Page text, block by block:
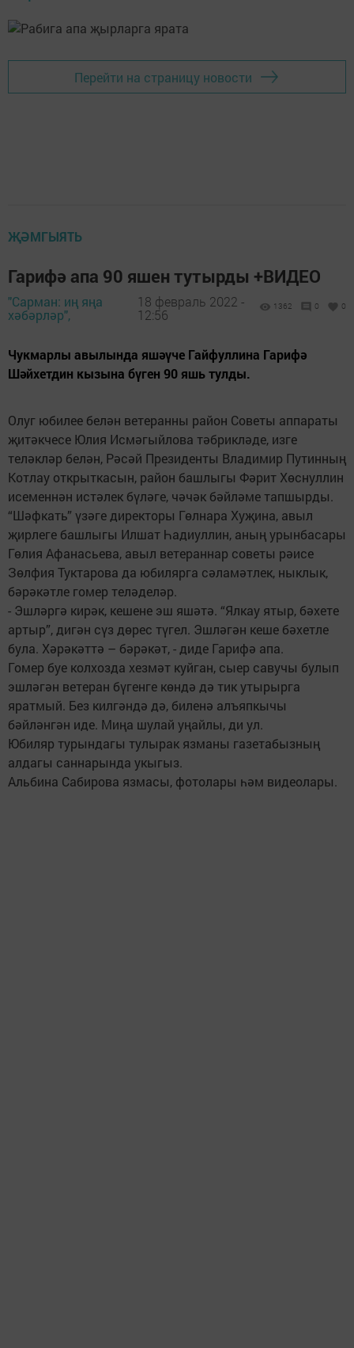
Перейти на страницу новости
ҖӘМГЫЯТЬ
Гарифә апа 90 яшен тутырды +ВИДЕО
"Сарман: иң яңа
хәбәрләр",
18 февраль 2022 -
12:56
1362 0 0
Чукмарлы авылында яшәүче Гайфуллина Гарифә
Шәйхетдин кызына бүген 90 яшь тулды.
Олуг юбилее белән ветеранны район Советы аппараты
җитәкчесе Юлия Исмәгыйлова тәбрикләде, изге
теләкләр белән, Рәсәй Президенты Владимир Путинның
Котлау открыткасын, район башлыгы Фәрит Хөснуллин
исеменнән истәлек бүләге, чәчәк бәйләме тапшырды.
“Шәфкать” үзәге директоры Гөлнара Хуҗина, авыл
җирлеге башлыгы Илшат Һадиуллин, аның урынбасары
Гөлия Афанасьева, авыл ветераннар советы рәисе
Зөлфия Туктарова да юбилярга сәламәтлек, ныклык,
бәрәкәтле гомер теләделәр.
- Эшләргә кирәк, кешене эш яшәтә. “Ялкау ятыр, бәхете
артыр”, дигән сүз дөрес түгел. Эшләгән кеше бәхетле
була. Хәрәкәттә – бәрәкәт, - диде Гарифә апа.
Гомер буе колхозда хезмәт куйган, сыер савучы булып
эшләгән ветеран бүгенге көндә дә тик утырырга
яратмый. Без килгәндә дә, биленә алъяпкычы
бәйләнгән иде. Миңа шулай уңайлы, ди ул.
Юбиляр турындагы тулырак язманы газетабызның
алдагы саннарында укыгыз.
Альбина Сабирова язмасы, фотолары һәм видеолары.